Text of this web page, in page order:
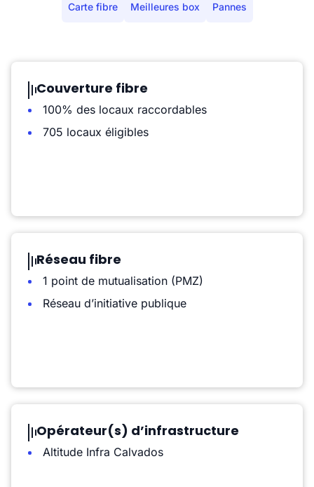
Carte fibre Meilleures box Pannes
Couverture fibre
100% des locaux raccordables
705 locaux éligibles
Réseau fibre
1 point de mutualisation (PMZ)
Réseau d’initiative publique
Opérateur(s) d’infrastructure
Altitude Infra Calvados